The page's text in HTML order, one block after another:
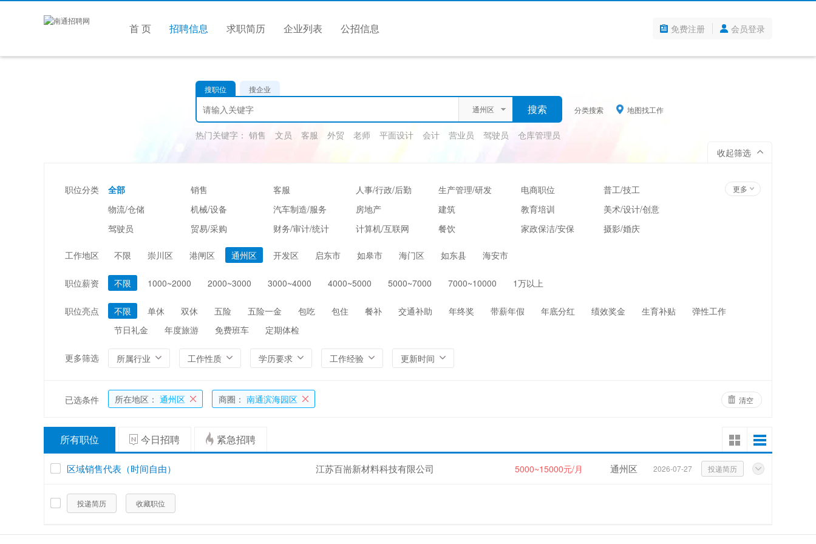
首 页 招聘信息 求职简历 企业列表 公招信息 免费注册 会员登录
搜职位
搜企业
通州区
分类搜索 地图找工作
热门关键字： 销售 文员 客服 外贸 老师 平面设计 会计 营业员 驾驶员
仓库管理员
收起筛选
职位分类 全部 销售 客服 人事/行政/后勤 生产管理/研发 电商职位
普工/技工
物流/仓储
机械/设备 汽车制造/服务 房地产 建筑 教育培训
美术/设计/创意
驾驶员
贸易/采购 财务/审计/统计 计算机/互联网 餐饮 家政保洁/安保
摄影/婚庆
酒店/旅游
编辑/出版/印刷
金融/证券/投资 保险 医院/医疗/护理 制药/生物工程 通信/网络设备
能源/电力/矿产
化工 环保 农/林/牧/渔业 其他
更多
工作地区 不限 崇川区 港闸区 通州区 开发区 启东市 如皋市 海门区 如东县 海安市
职位薪资 不限 1000~2000 2000~3000 3000~4000 4000~5000 5000~7000 7000~10000 1万以上
职位亮点 不限 单休 双休 五险 五险一金 包吃 包住 餐补 交通补助 年终奖 带薪年假 年底分红 绩效奖金 生育补贴
弹性工作
节日礼金
年度旅游 免费班车 定期体检
更多筛选 所属行业 工作性质 学历要求 工作经验 更新时间
已选条件 所在地区： 通州区 商圈： 南通滨海园区 清空
所有职位 今日招聘 紧急招聘
区域销售代表（时间自由） 江苏百耑新材料科技有限公司 5000~15000元/月 通州区 2026-07-27 投递简历
投递简历 收藏职位